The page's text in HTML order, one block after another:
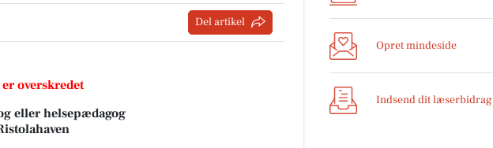
Del artikel
overskredet
eller helsepædagog
Opret mindeside
Indsend dit læserbidrag